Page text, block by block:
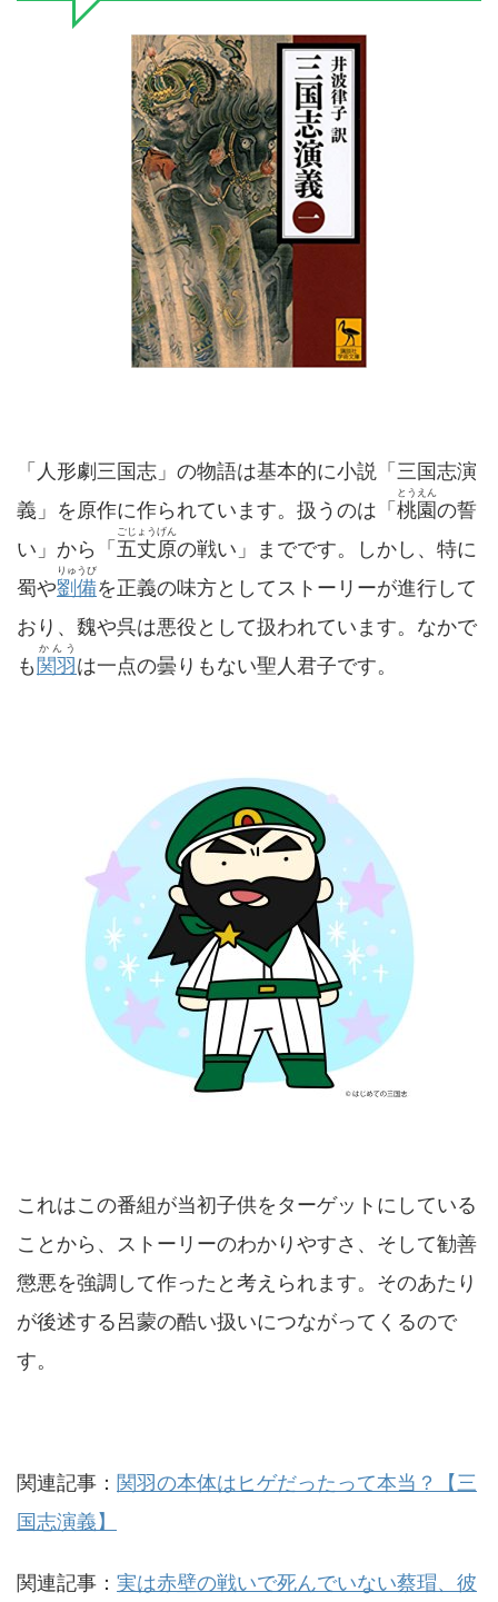
「人形劇三国志」の物語は基本的に小説「三国志演
義」を原作に作られています。扱うのは「桃園
とうえん
の誓
い」から「五丈原
ごじょうげん
の戦い」までです。しかし、特に
蜀や劉備
りゅうび
を正義の味方としてストーリーが進行して
おり、魏や呉は悪役として扱われています。なかで
も関羽
かんう
は一点の曇りもない聖人君子です。
これはこの番組が当初子供をターゲットにしている
ことから、ストーリーのわかりやすさ、そして勧善
懲悪を強調して作ったと考えられます。そのあたり
が後述する呂蒙の酷い扱いにつながってくるので
す。
関連記事： 関羽の本体はヒゲだったって本当？【三
国志演義】
関連記事： 実は赤壁の戦いで死んでいない蔡瑁、彼